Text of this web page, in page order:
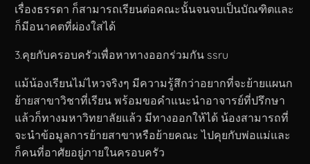
เรื่องธรรดา ก็สามารถเรียนต่อคณะนั้นจนจบเป็นบัณฑิตและ
ก็มีอนาคตที่ผ่องใสได้
3.คุยกับครอบครัวเพื่อหาทางออกร่วมกัน ssru
แม้น้องเรียนไม่ไหวจริงๆ มีความรู้สึกว่าอยากที่จะย้ายแผนก
ย้ายสาขาวิชาที่เรียน พร้อมขอคำแนะนำอาจารย์ที่ปรึกษา
แล้วก็ทางมหาวิทยาลัยแล้ว มีทางออกให้ได้ น้องสามารถที่
จะนำข้อมูลการย้ายสาขาหรือย้ายคณะ ไปคุยกับพ่อแม่และ
ก็คนที่อาศัยอยู่ภายในครอบครัว